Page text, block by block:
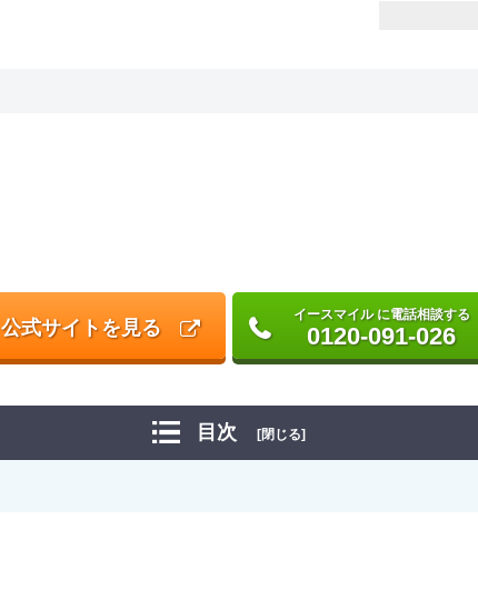
公式サイトを見る
イースマイル に電話相談する
0120-091-026
目次 [閉じる]